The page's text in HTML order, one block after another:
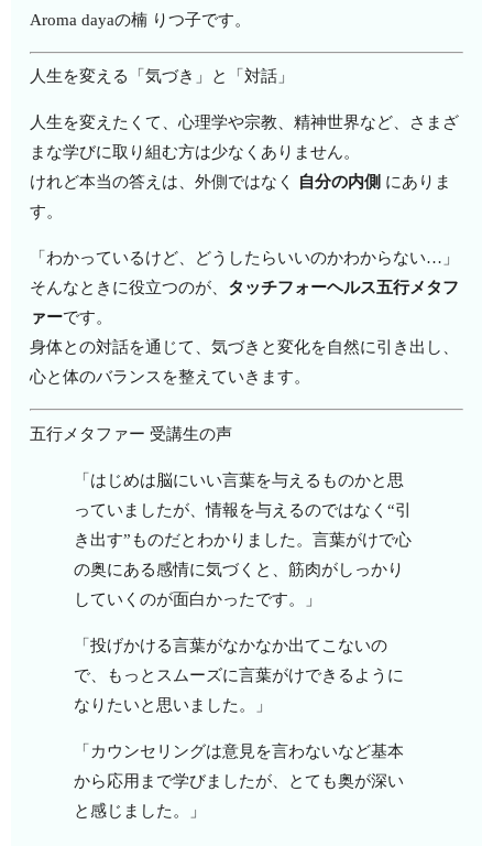
Aroma dayaの楠 りつ子です。
人生を変える「気づき」と「対話」
人生を変えたくて、心理学や宗教、精神世界など、さまざ
まな学びに取り組む方は少なくありません。
けれど本当の答えは、外側ではなく
自分の内側 にありま
す。
「わかっているけど、どうしたらいいのかわからない…」
そんなときに役立つのが、 タッチフォーヘルス五行メタフ
ァーです。
身体との対話を通じて、気づきと変化を自然に引き出し、
心と体のバランスを整えていきます。
五行メタファー 受講生の声
「はじめは脳にいい言葉を与えるものかと思
っていましたが、情報を与えるのではなく“引
き出す”ものだとわかりました。言葉がけで心
の奥にある感情に気づくと、筋肉がしっかり
していくのが面白かったです。」
「投げかける言葉がなかなか出てこないの
で、もっとスムーズに言葉がけできるように
なりたいと思いました。」
「カウンセリングは意見を言わないなど基本
から応用まで学びましたが、とても奥が深い
と感じました。」